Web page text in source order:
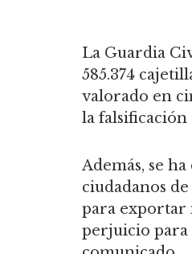
La Guardia
585.374
valorado en
la falsificación
Además, se
ciudadanos
para exportar
perjuicio para